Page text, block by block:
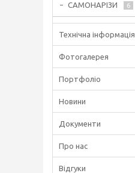
САМОНАРІЗИ 6
Технічна інформація
Фотогалерея
Портфоліо
Новини
Документи
Про нас
Відгуки